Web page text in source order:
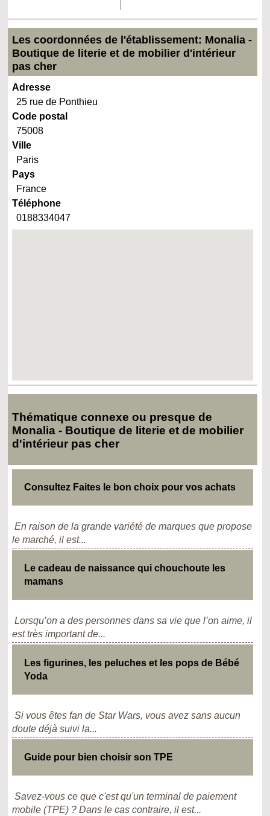
Les coordonnées de l'établissement: Monalia -
Boutique de literie et de mobilier d'intérieur
pas cher
Adresse
25 rue de Ponthieu
Code postal
75008
Ville
Paris
Pays
France
Téléphone
0188334047
Thématique connexe ou presque de
Monalia - Boutique de literie et de mobilier
d'intérieur pas cher
Consultez Faites le bon choix pour vos achats
En raison de la grande variété de marques que propose
le marché, il est...
Le cadeau de naissance qui chouchoute les
mamans
Lorsqu’on a des personnes dans sa vie que l’on aime, il
est très important de...
Les figurines, les peluches et les pops de Bébé
Yoda
Si vous êtes fan de Star Wars, vous avez sans aucun
doute déjà suivi la...
Guide pour bien choisir son TPE
Savez-vous ce que c'est qu'un terminal de paiement
mobile (TPE) ? Dans le cas contraire, il est...